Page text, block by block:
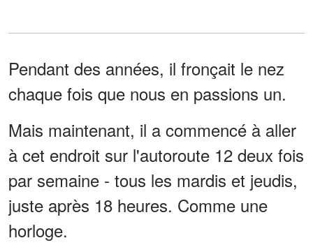
Pendant des années, il fronçait le nez
chaque fois que nous en passions un.
Mais maintenant, il a commencé à aller
à cet endroit sur l'autoroute 12 deux fois
par semaine - tous les mardis et jeudis,
juste après 18 heures. Comme une
horloge.